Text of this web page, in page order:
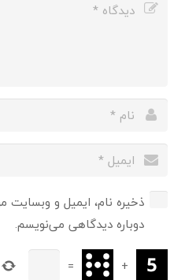
ذخیره نام، ایمیل و وبسایت
دوباره دیدگاهی می‌نویسم.
+
=